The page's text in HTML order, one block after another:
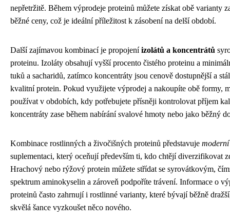
nepřetržitě. Během výprodeje proteinů můžete získat obě varianty
běžné ceny, což je ideální příležitost k zásobení na delší období.
Další zajímavou kombinací je propojeníizolátů a koncentrátů
proteinu. Izoláty obsahují vyšší procento čistého proteinu a
tuků a sacharidů, zatímco koncentráty jsou cenově dostupnější a
kvalitní protein. Pokud využijete výprodej a nakoupíte obě formy,
používat v obdobích, kdy potřebujete přísněji kontrolovat příjem
koncentráty zase během nabírání svalové hmoty nebo jako běžný
Kombinace rostlinných a živočišných proteinů představuje
suplementaci, který oceňují především ti, kdo chtějí diverzifikovat
Hrachový nebo rýžový protein můžete střídat se syrovátkovým,
spektrum aminokyselin a zároveň podpoříte trávení. Informace o
proteinů často zahrnují i rostlinné varianty, které bývají běžně
skvělá šance vyzkoušet něco nového.